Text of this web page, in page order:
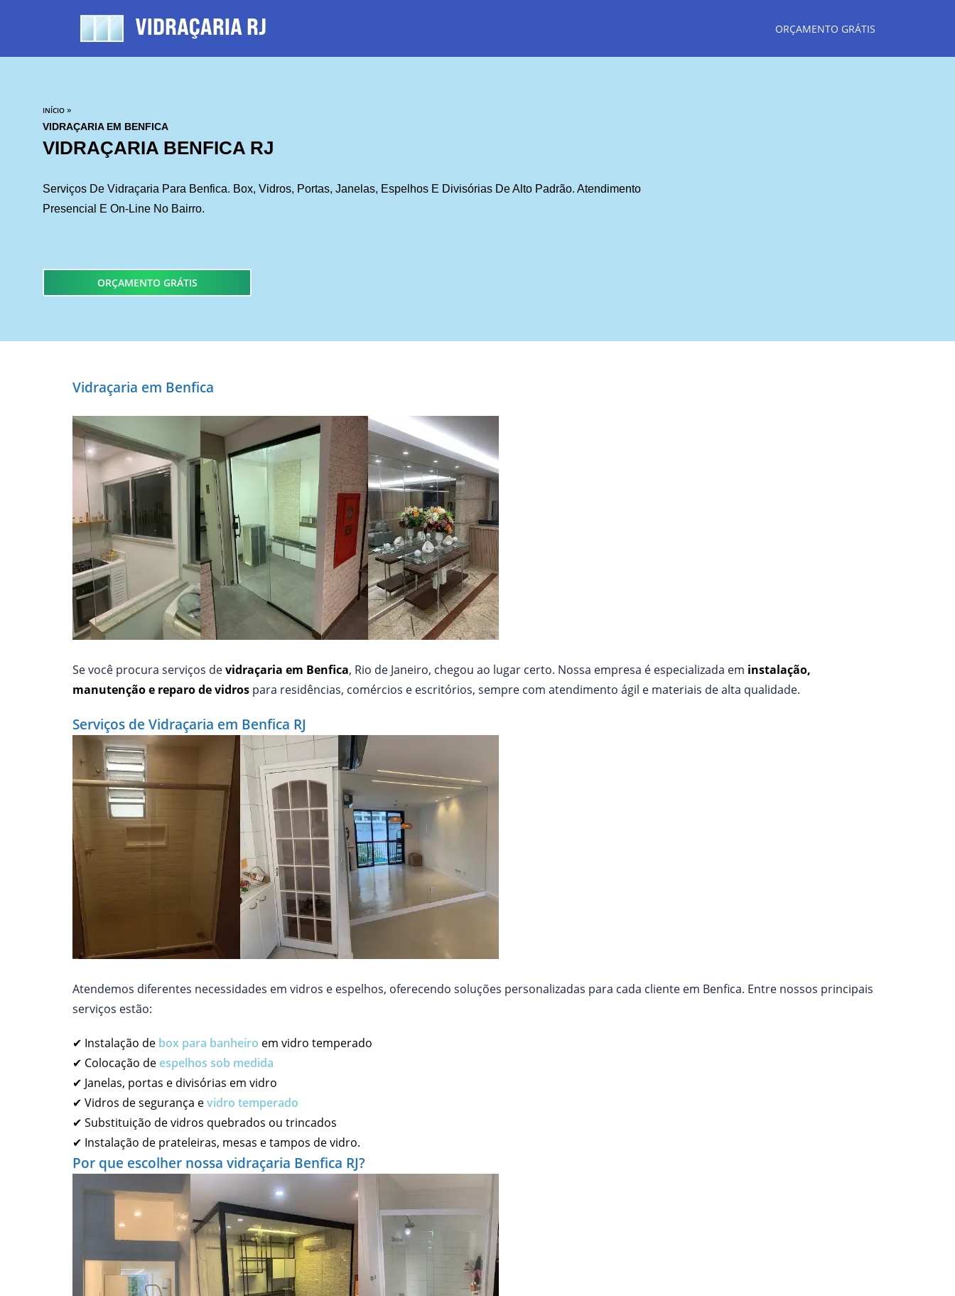
ORÇAMENTO GRÁTIS
INÍCIO »
VIDRAÇARIA EM BENFICA
VIDRAÇARIA BENFICA RJ
Serviços De Vidraçaria Para Benfica. Box, Vidros, Portas, Janelas, Espelhos E Divisórias De Alto Padrão. Atendimento
Presencial E On-Line No Bairro.
ORÇAMENTO GRÁTIS
Vidraçaria em Benfica
Se você procura serviços devidraçaria em Benfica, Rio de Janeiro, chegou ao lugar certo. Nossa empresa é especializada em instalação,
manutenção e reparo de vidros para residências, comércios e escritórios, sempre com atendimento ágil e materiais de alta qualidade.
Serviços de Vidraçaria em Benfica RJ
Atendemos diferentes necessidades em vidros e espelhos, oferecendo soluções personalizadas para cada cliente em Benfica. Entre nossos principais
serviços estão:
✔ Instalação de box para banheiro em vidro temperado
✔ Colocação deespelhos sob medida
✔ Janelas, portas e divisórias em vidro
✔ Vidros de segurança evidro temperado
✔ Substituição de vidros quebrados ou trincados
✔ Instalação de prateleiras, mesas e tampos de vidro.
Por que escolher nossa vidraçaria Benfica RJ?